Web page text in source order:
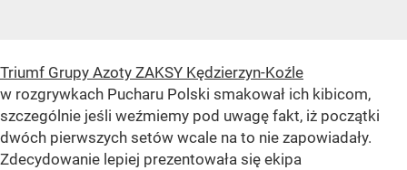
Triumf Grupy Azoty ZAKSY Kędzierzyn-Koźle
w rozgrywkach Pucharu Polski smakował ich kibicom,
szczególnie jeśli weźmiemy pod uwagę fakt, iż początki
dwóch pierwszych setów wcale na to nie zapowiadały.
Zdecydowanie lepiej prezentowała się ekipa